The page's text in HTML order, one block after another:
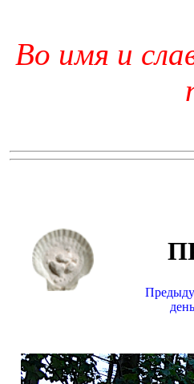
Во имя и
день